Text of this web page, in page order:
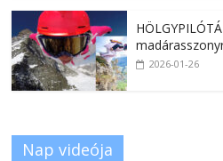
2026-01-26
Nap videója